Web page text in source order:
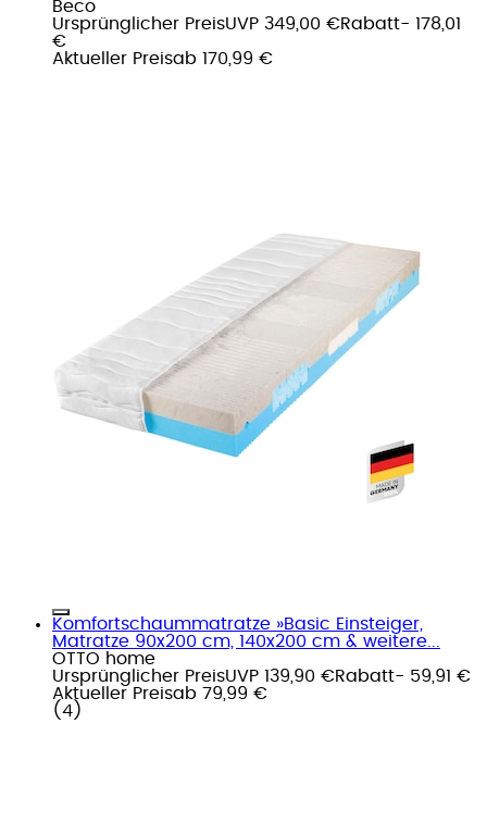
Beco
Ursprünglicher PreisUVP 349,00 €Rabatt- 178,01
€
Aktueller Preisab 170,99 €
Komfortschaummatratze »Basic Einsteiger,
Matratze 90x200 cm, 140x200 cm & weitere...
OTTO home
Ursprünglicher PreisUVP 139,90 €Rabatt- 59,91 €
Aktueller Preisab 79,99 €
( 4 )